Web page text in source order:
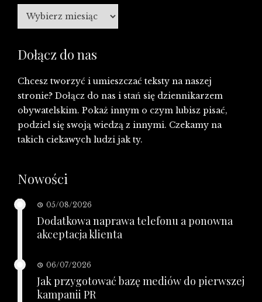
Archiwa
Dołącz do nas
Chcesz tworzyć i umieszczać teksty na naszej
stronie? Dołącz do nas i stań się dziennikarzem
obywatelskim. Pokaż innym o czym lubisz pisać,
podziel się swoją wiedzą z innymi. Czekamy na
takich ciekawych ludzi jak ty.
Nowości
05/08/2026
Dodatkowa naprawa telefonu a ponowna
akceptacja klienta
06/07/2026
Jak przygotować bazę mediów do pierwszej
kampanii PR